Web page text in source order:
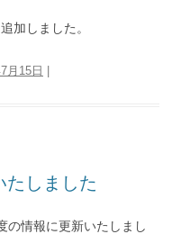
加しました。
月15日
たしました
の情報に更新いたしまし